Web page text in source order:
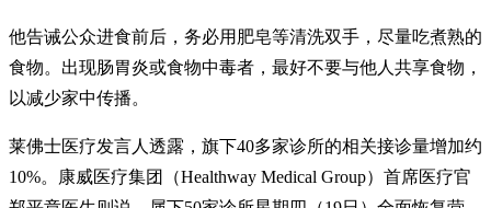
他告诫公众进食前后，务必用肥皂等清洗双手，尽量吃煮熟的
食物。出现肠胃炎或食物中毒者，最好不要与他人共享食物，
以减少家中传播。
莱佛士医疗发言人透露，旗下40多家诊所的相关接诊量增加约
10%。康威医疗集团（Healthway Medical Group）首席医疗官